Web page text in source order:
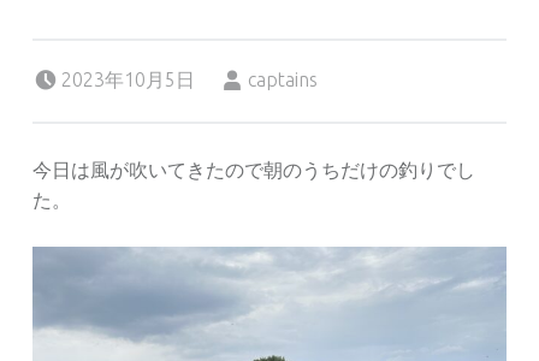
2023年10月5日
captains
今日は風が吹いてきたので朝のうちだけの釣りでし
た。